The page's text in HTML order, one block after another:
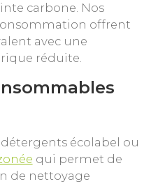
carbone. Nos
offrent
avec une
réduite.
écolabel ou
qui permet de
de nettoyage